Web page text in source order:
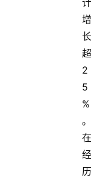
计
增
长
超
2
5
%
。
在
经
历